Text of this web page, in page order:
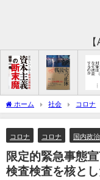
ホーム 社会 コロナ
査検査を核とした正しいコロ
コロナ コロナ 国内政治
限定的緊急事態
検査検査を核と